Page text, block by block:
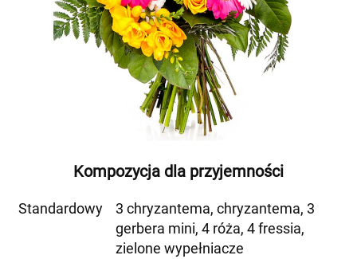
Kompozycja dla przyjemności
Standardowy
3 chryzantema, chryzantema, 3
gerbera mini, 4 róża, 4 fressia,
zielone wypełniacze